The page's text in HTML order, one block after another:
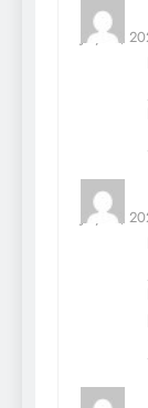
July 13,
July 13,